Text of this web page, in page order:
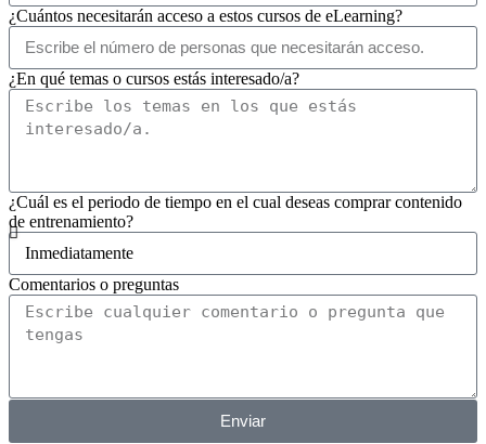
¿Cuántos necesitarán acceso a estos cursos de eLearning?
¿En qué temas o cursos estás interesado/a?
¿Cuál es el periodo de tiempo en el cual deseas comprar contenido
de entrenamiento?
Comentarios o preguntas